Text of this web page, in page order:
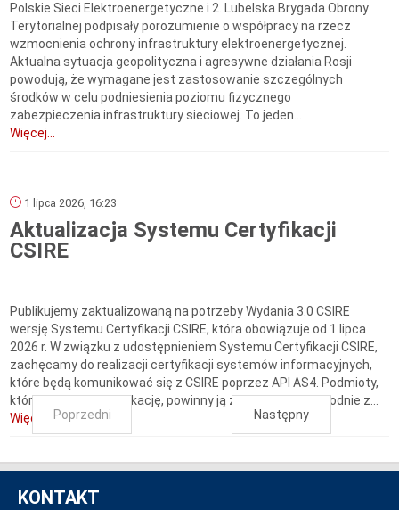
Polskie Sieci Elektroenergetyczne i 2. Lubelska Brygada Obrony
Terytorialnej podpisały porozumienie o współpracy na rzecz
wzmocnienia ochrony infrastruktury elektroenergetycznej.
Aktualna sytuacja geopolityczna i agresywne działania Rosji
powodują, że wymagane jest zastosowanie szczególnych
środków w celu podniesienia poziomu fizycznego
zabezpieczenia infrastruktury sieciowej. To jeden...
Więcej...
1 lipca 2026, 16:23
Aktualizacja Systemu Certyfikacji
CSIRE
Publikujemy zaktualizowaną na potrzeby Wydania 3.0 CSIRE
wersję Systemu Certyfikacji CSIRE, która obowiązuje od 1 lipca
2026 r. W związku z udostępnieniem Systemu Certyfikacji CSIRE,
zachęcamy do realizacji certyfikacji systemów informacyjnych,
które będą komunikować się z CSIRE poprzez API AS4. Podmioty,
które mają już certyfikację, powinny ją zaktualizować zgodnie z...
Więcej...Poprzedni Następny
KONTAKT